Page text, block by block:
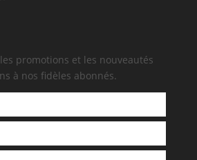
promotions et les nouveautés
à nos fidèles abonnés.